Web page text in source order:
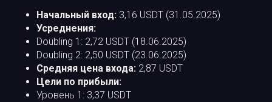
Начальный вход: 3,16 USDT (31.05.2025)
Усреднения:
Doubling 1: 2,72 USDT (18.06.2025)
Doubling 2: 2,50 USDT (23.06.2025)
Средняя цена входа: 2,87 USDT
Цели по прибыли:
Уровень 1: 3,37 USDT